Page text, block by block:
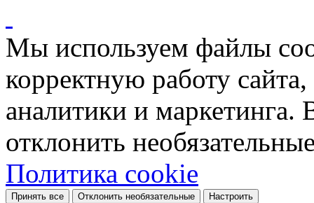
Мы используем файлы
корректную работу
аналитики и
отклонить
Политика cookie
Принять все Отклонить необязательные Настроить